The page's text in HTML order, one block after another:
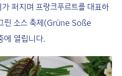
퍼지며 프랑크푸르트를 대표하
린 소스 축제(Grüne Soße
에 열립니다.